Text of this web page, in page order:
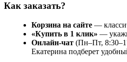
Как заказать?
Корзина на сайте —
«Купить в 1 клик» —
Онлайн-чат (Пн–Пт,
Екатерина подберет